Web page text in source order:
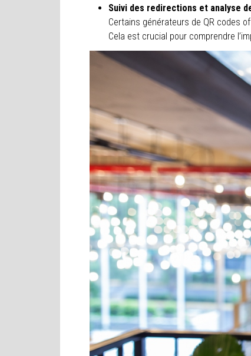
Suivi des redirections et analyse
Certains générateurs de QR codes
Cela est crucial pour comprendre